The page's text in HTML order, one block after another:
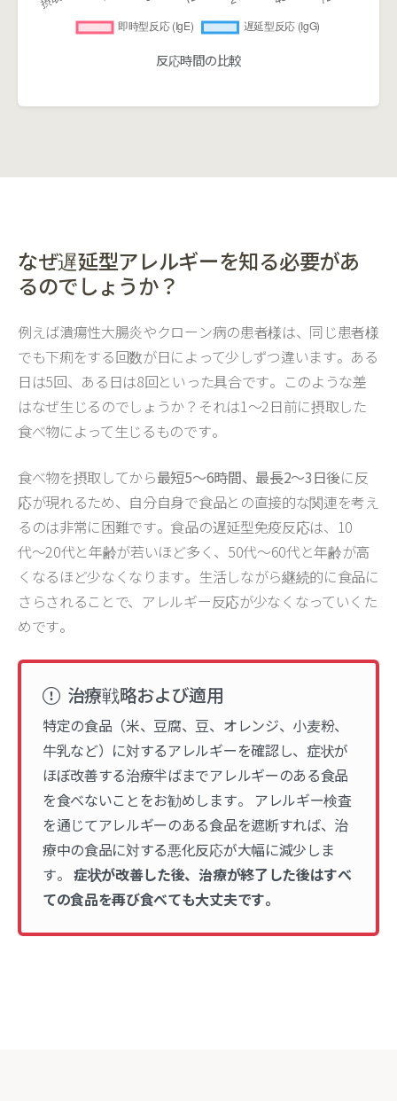
反応時間の比較
なぜ遅延型アレルギーを知る必要があ
るのでしょうか？
例えば潰瘍性大腸炎やクローン病の患者様は、同じ患者様
でも下痢をする回数が日によって少しずつ違います。ある
日は5回、ある日は8回といった具合です。このような差
はなぜ生じるのでしょうか？それは1〜2日前に摂取した
食べ物によって生じるものです。
食べ物を摂取してから最短5〜6時間、最長2〜3日後に反
応が現れるため、自分自身で食品との直接的な関連を考え
るのは非常に困難です。食品の遅延型免疫反応は、10
代〜20代と年齢が若いほど多く、50代〜60代と年齢が高
くなるほど少なくなります。生活しながら継続的に食品に
さらされることで、アレルギー反応が少なくなっていくた
めです。
治療戦略および適用
特定の食品（米、豆腐、豆、オレンジ、小麦粉、
牛乳など）に対するアレルギーを確認し、症状が
ほぼ改善する治療半ばまでアレルギーのある食品
を食べないことをお勧めします。 アレルギー検査
を通じてアレルギーのある食品を遮断すれば、治
療中の食品に対する悪化反応が大幅に減少しま
す。症状が改善した後、治療が終了した後はすべ
ての食品を再び食べても大丈夫です。